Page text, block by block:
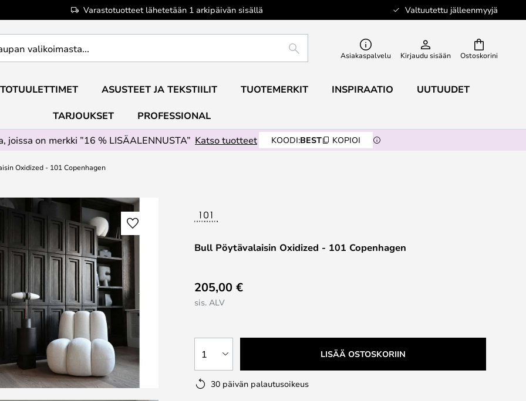
Varastotuotteet lähetetään 1 arkipäivän sisällä Valtuutettu jälleenmyyjä
Ostoskorini
ETSI Asiakaspalvelu Kirjaudu sisään
ASUSTEET JA TEKSTIILIT TUOTEMERKIT INSPIRAATIO UUTUUDET
TARJOUKSET
PROFESSIONAL
joissa on merkki ”16 % LISÄALENNUSTA” Katso tuotteet KOODI:BEST KOPIOI
Oxidized - 101 Copenhagen
Bull Pöytävalaisin Oxidized - 101 Copenhagen
205,00 €
sis. ALV
1 LISÄÄ OSTOSKORIIN
30 päivän palautusoikeus